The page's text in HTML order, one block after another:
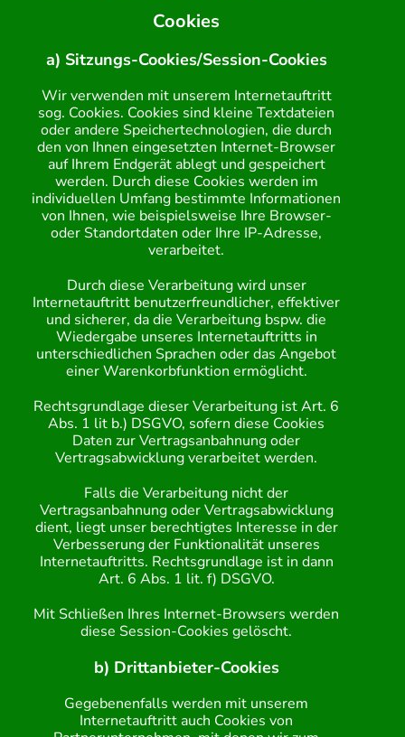
Cookies
a) Sitzungs-Cookies/Session-Cookies
Wir verwenden mit unserem Internetauftritt
sog. Cookies. Cookies sind kleine Textdateien
oder andere Speichertechnologien, die durch
den von Ihnen eingesetzten Internet-Browser
auf Ihrem Endgerät ablegt und gespeichert
werden. Durch diese Cookies werden im
individuellen Umfang bestimmte Informationen
von Ihnen, wie beispielsweise Ihre Browser-
oder Standortdaten oder Ihre IP-Adresse,
verarbeitet.
Durch diese Verarbeitung wird unser
Internetauftritt benutzerfreundlicher, effektiver
und sicherer, da die Verarbeitung bspw. die
Wiedergabe unseres Internetauftritts in
unterschiedlichen Sprachen oder das Angebot
einer Warenkorbfunktion ermöglicht.
Rechtsgrundlage dieser Verarbeitung ist Art. 6
Abs. 1 lit b.) DSGVO, sofern diese Cookies
Daten zur Vertragsanbahnung oder
Vertragsabwicklung verarbeitet werden.
Falls die Verarbeitung nicht der
Vertragsanbahnung oder Vertragsabwicklung
dient, liegt unser berechtigtes Interesse in der
Verbesserung der Funktionalität unseres
Internetauftritts. Rechtsgrundlage ist in dann
Art. 6 Abs. 1 lit. f) DSGVO.
Mit Schließen Ihres Internet-Browsers werden
diese Session-Cookies gelöscht.
b) Drittanbieter-Cookies
Gegebenenfalls werden mit unserem
Internetauftritt auch Cookies von